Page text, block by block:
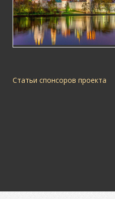
Статьи спонсоров проекта